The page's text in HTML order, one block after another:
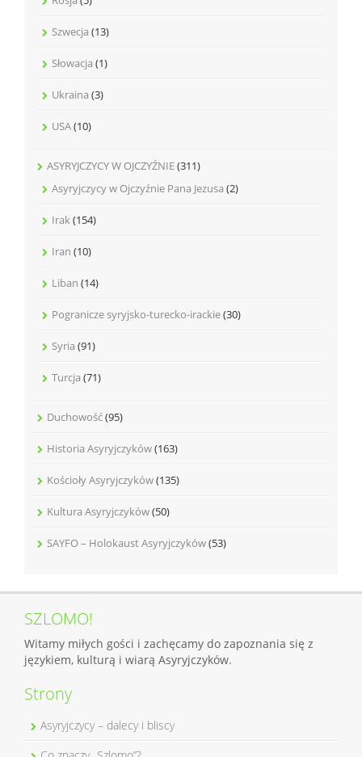
Szwecja (13)
Słowacja (1)
Ukraina (3)
USA(10)
ASYRYJCZYCY W OJCZYŹNIE(311)
Asyryjczycy w Ojczyźnie Pana Jezusa (2)
Irak(154)
Iran (10)
Liban (14)
Pogranicze syryjsko-turecko-irackie(30)
Syria (91)
Turcja (71)
Duchowość(95)
Historia Asyryjczyków(163)
Kościoły Asyryjczyków(135)
Kultura Asyryjczyków(50)
SAYFO – Holokaust Asyryjczyków(53)
SZLOMO!
Witamy miłych gości i zachęcamy do zapoznania się z
językiem, kulturą i wiarą Asyryjczyków.
Strony
Asyryjczycy – dalecy i bliscy